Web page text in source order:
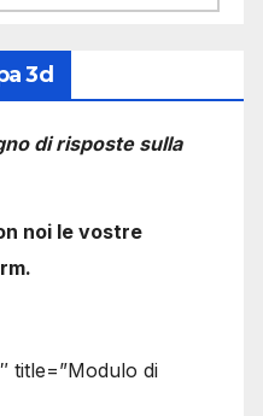
3d
di risposte sulla
noi le vostre
title=”Modulo di